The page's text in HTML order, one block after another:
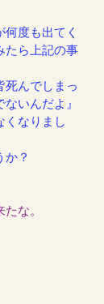
度も出てく
たら上記の事
死んでしまっ
いんだよ』
くなりまし
か？
な。